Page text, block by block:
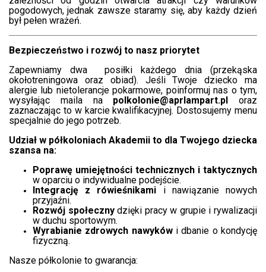
pogodowych, jednak zawsze staramy się, aby każdy dzień
był pełen wrażeń.
Bezpieczeństwo i rozwój to nasz priorytet
Zapewniamy dwa posiłki każdego dnia (przekąska
okołotreningowa oraz obiad). Jeśli Twoje dziecko ma
alergie lub nietolerancje pokarmowe, poinformuj nas o tym,
wysyłając maila na polkolonie@aprlampart.pl oraz
zaznaczając to w karcie kwalifikacyjnej. Dostosujemy menu
specjalnie do jego potrzeb.
Udział w półkoloniach Akademii to dla Twojego dziecka
szansa na:
Poprawę umiejętności technicznych i taktycznych
w oparciu o indywidualne podejście.
Integrację z rówieśnikami i nawiązanie nowych
przyjaźni.
Rozwój społecznydzięki pracy w grupie i rywalizacji
w duchu sportowym.
Wyrabianie zdrowych nawykówi dbanie o kondycję
fizyczną.
Nasze półkolonie to gwarancja: